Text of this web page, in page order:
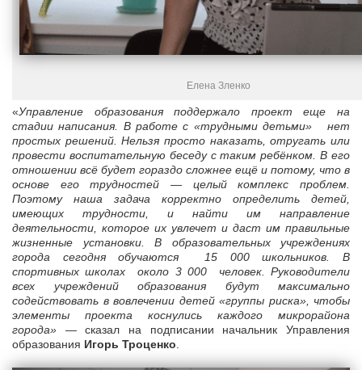
Елена Зленко
«Управление образования поддержало проект еще на
стадии написания. В работе с «трудными детьми» нет
простых решений. Нельзя просто наказать, отругать или
провести воспитательную беседу с таким ребёнком. В его
отношении всё будет гораздо сложнее ещё и потому, что в
основе его трудностей — целый комплекс проблем.
Поэтому наша задача корректно определить детей,
имеющих трудности, и найти им направление
деятельности, которое их увлечет и даст им правильные
жизненные установки. В образовательных учреждениях
города сегодня обучаются 15 000 школьников. В
спортивных школах около 3 000 человек. Руководители
всех учреждений образования будут максимально
содействовать в вовлечении детей «группы риска», чтобы
элементы проекта коснулись каждого микрорайона
города» — сказал на подписании начальник Управления
образования Игорь Троценко.